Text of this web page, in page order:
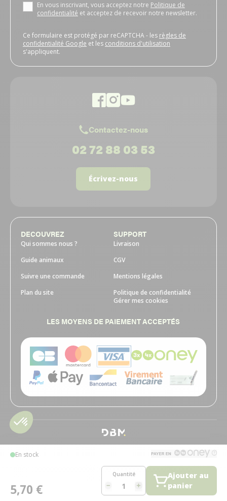
En stock
5,70 €
Quantité
Ajouter au
panier
En vous inscrivant, vous acceptez notre Politique de
confidentialité et acceptez de recevoir notre newsletter.
Ce formulaire est protégé par reCAPTCHA - les règles de
confidentialité Google et les conditions d'utilisation
s'appliquent.
Contactez-nous
02 72 88 03 53
Écrivez-nous
DECOUVREZ
Qui sommes nous ?
Guide animaux
Suivre une commande
Plan du site
SUPPORT
Livraison
CGV
Mentions légales
Politique de confidentialité
Gérer mes cookies
LES MOYENS DE PAIEMENT ACCEPTÉS